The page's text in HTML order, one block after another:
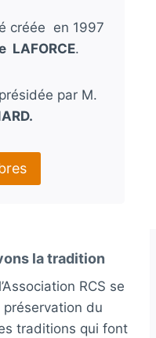
créée en 1997
LAFORCE.
par M.
la tradition
RCS se
du
traditions qui font